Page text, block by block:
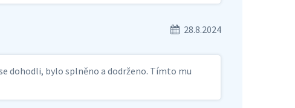
28.8.2024
dohodli, bylo splněno a dodrženo. Tímto mu